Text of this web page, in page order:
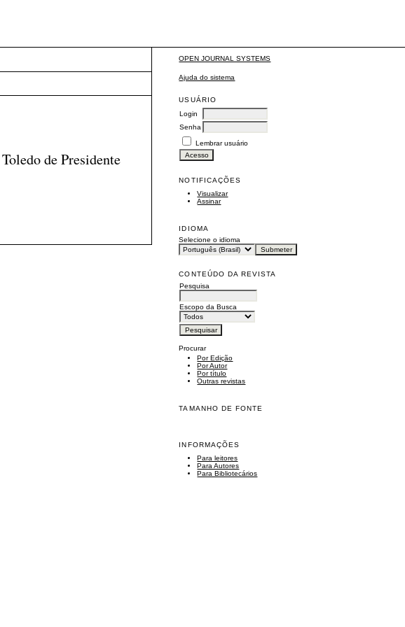
OPEN JOURNAL SYSTEMS
Ajuda do sistema
USUÁRIO
Login
Senha
Lembrar usuário
NOTIFICAÇÕES
Visualizar
Assinar
IDIOMA
Selecione o idioma
CONTEÚDO DA REVISTA
Pesquisa
Escopo da Busca
Procurar
Por Edição
Por Autor
Por título
Outras revistas
TAMANHO DE FONTE
INFORMAÇÕES
Para leitores
Para Autores
Para Bibliotecários
de Presidente